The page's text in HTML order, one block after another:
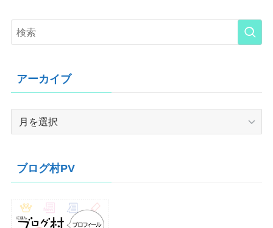
アーカイブ
ブ
ブログ村PV